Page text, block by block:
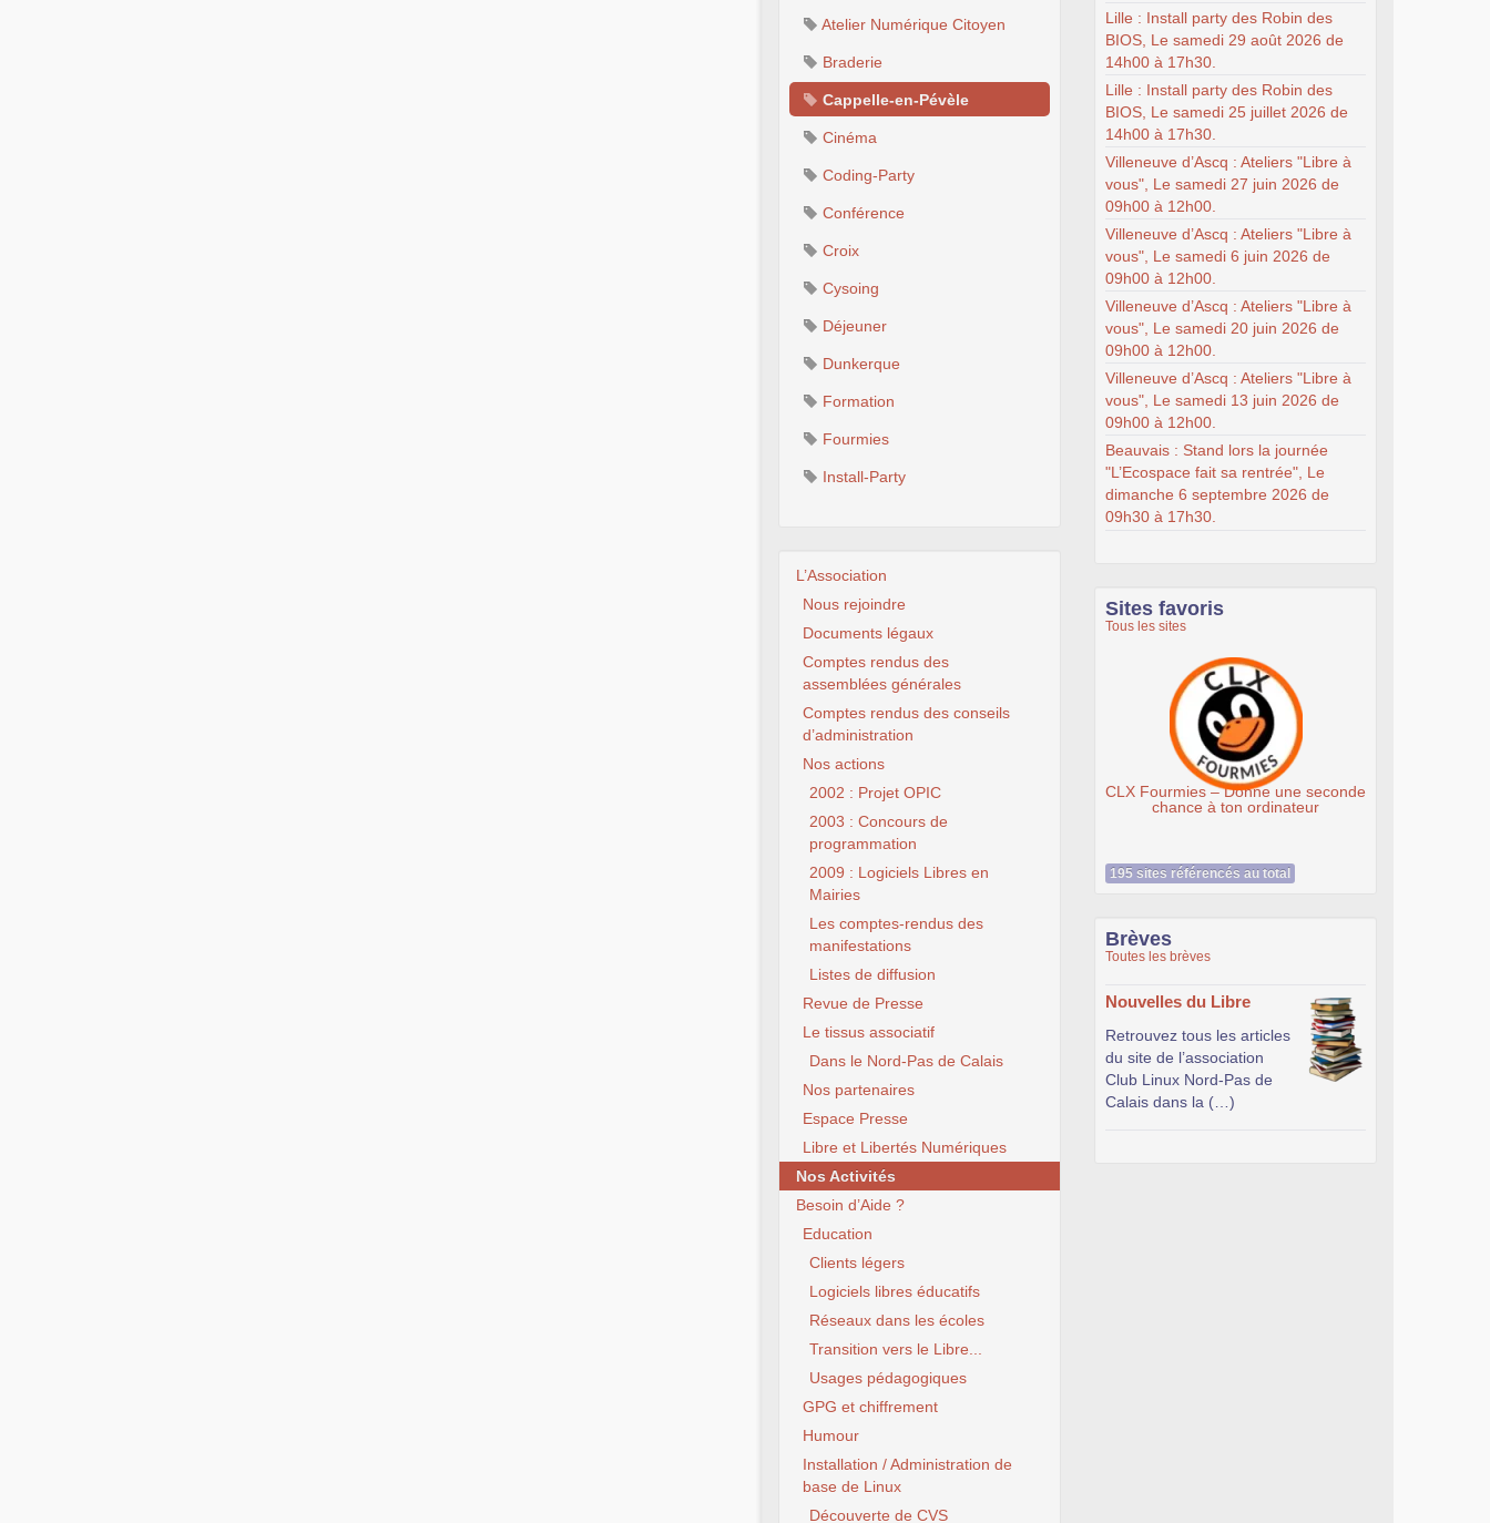
Atelier Numérique Citoyen
Braderie
Cappelle-en-Pévèle
Cinéma
Coding-Party
Conférence
Croix
Cysoing
Déjeuner
Dunkerque
Formation
Fourmies
Install-Party
L’Association
Nous rejoindre
Documents légaux
Comptes rendus des
assemblées générales
Comptes rendus des conseils
d’administration
Nos actions
2002 : Projet OPIC
2003 : Concours de
programmation
2009 : Logiciels Libres en
Mairies
Les comptes-rendus des
manifestations
Listes de diffusion
Revue de Presse
Le tissus associatif
Dans le Nord-Pas de Calais
Nos partenaires
Espace Presse
Libre et Libertés Numériques
Nos Activités
Besoin d’Aide ?
Education
Clients légers
Logiciels libres éducatifs
Réseaux dans les écoles
Transition vers le Libre...
Usages pédagogiques
GPG et chiffrement
Humour
Installation / Administration de
base de Linux
Découverte de CVS
Lille : Install party des Robin des
BIOS, Le samedi 29 août 2026 de
14h00 à 17h30.
Lille : Install party des Robin des
BIOS, Le samedi 25 juillet 2026 de
14h00 à 17h30.
Villeneuve d’Ascq : Ateliers "Libre à
vous", Le samedi 27 juin 2026 de
09h00 à 12h00.
Villeneuve d’Ascq : Ateliers "Libre à
vous", Le samedi 6 juin 2026 de
09h00 à 12h00.
Villeneuve d’Ascq : Ateliers "Libre à
vous", Le samedi 20 juin 2026 de
09h00 à 12h00.
Villeneuve d’Ascq : Ateliers "Libre à
vous", Le samedi 13 juin 2026 de
09h00 à 12h00.
Beauvais : Stand lors la journée
"L’Ecospace fait sa rentrée", Le
dimanche 6 septembre 2026 de
09h30 à 17h30.
Sites favoris
Tous les sites
Association Éthiciel
195 sites référencés au total
Brèves
Toutes les brèves
Nouvelles du Libre
Retrouvez tous les articles
du site de l’association
Club Linux Nord-Pas de
Calais dans la (…)